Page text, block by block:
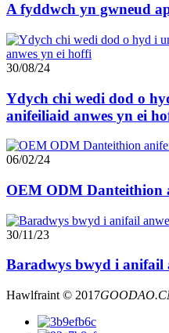
A fyddwch yn gwneud
30/08/24
Ydych chi wedi dod o
anifeiliaid anwes yn ei
06/02/24
OEM ODM Danteithion
30/11/23
Baradwys bwyd i anifail
Hawlfraint © 2017